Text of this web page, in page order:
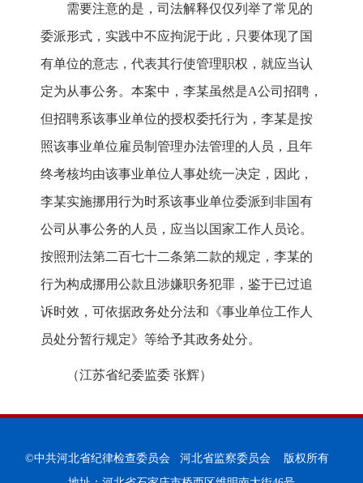
需要注意的是，司法解释仅仅列举了常见的
委派形式，实践中不应拘泥于此，只要体现了国
有单位的意志，代表其行使管理职权，就应当认
定为从事公务。本案中，李某虽然是A公司招聘，
但招聘系该事业单位的授权委托行为，李某是按
照该事业单位雇员制管理办法管理的人员，且年
终考核均由该事业单位人事处统一决定，因此，
李某实施挪用行为时系该事业单位委派到非国有
公司从事公务的人员，应当以国家工作人员论。
按照刑法第二百七十二条第二款的规定，李某的
行为构成挪用公款且涉嫌职务犯罪，鉴于已过追
诉时效，可依据政务处分法和《事业单位工作人
员处分暂行规定》等给予其政务处分。
（江苏省纪委监委 张辉）
©中共河北省纪律检查委员会 河北省监察委员会 版权所有